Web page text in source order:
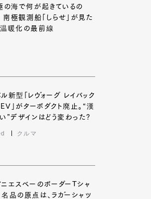
の海で何が起きているの
南極観測船「しらせ」が見た
暖化の最前線
新型「レヴォーグ レイバック
」がターボダクト廃止。“漢
い”デザインはどう変わった?
クルマ
ニエスベーのボーダーTシャ
名品の原点は、ラガーシャツ